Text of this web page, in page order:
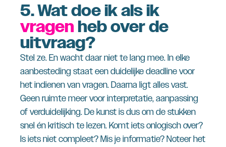
5.Wat doe ik als ik
vragenheb over de
uitvraag?
Stel ze. En wacht daar niet te lang mee. In elke
aanbesteding staat een duidelijke deadline voor
het indienen van vragen. Daarna ligt alles vast.
Geen ruimte meer voor interpretatie, aanpassing
of verduidelijking. De kunst is dus om de stukken
snel én kritisch te lezen. Komt iets onlogisch over?
Is iets niet compleet? Mis je informatie? Noteer het